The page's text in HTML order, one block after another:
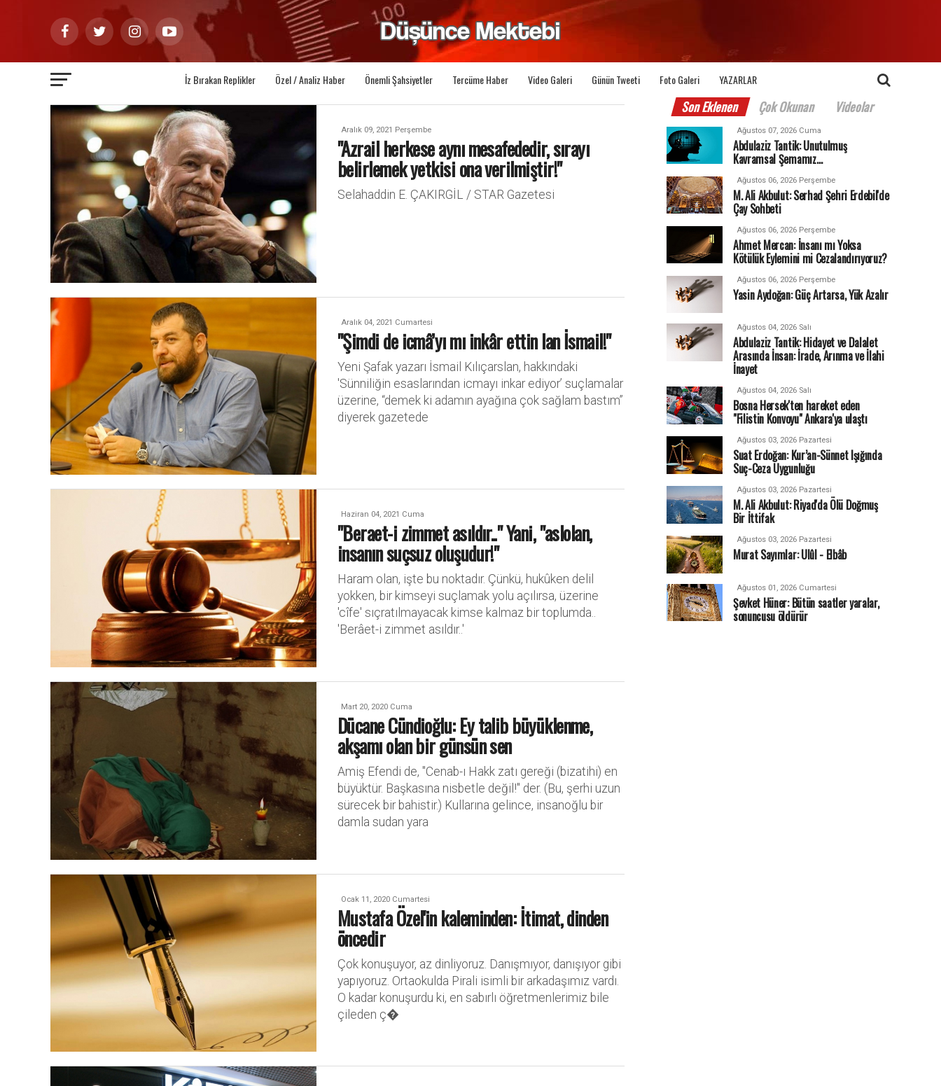
İz Bırakan Replikler Özel / Analiz Haber Önemli Şahsiyetler Tercüme Haber Video Galeri Günün Tweeti Foto Galeri YAZARLAR
Aralık 09, 2021 Perşembe
"Azrail herkese aynı mesafededir, sırayı
belirlemek yetkisi ona verilmiştir!"
Selahaddin E. ÇAKIRGİL / STAR Gazetesi
Aralık 04, 2021 Cumartesi
"Şimdi de icmâ’yı mı inkâr ettin lan İsmail!"
Yeni Şafak yazarı İsmail Kılıçarslan, hakkındaki
'Sünniliğin esaslarından icmayı inkar ediyor’ suçlamalar
üzerine, “demek ki adamın ayağına çok sağlam bastım”
diyerek gazetede
Haziran 04, 2021 Cuma
"Beraet-i zimmet asıldır.." Yani, "aslolan,
insanın suçsuz oluşudur!"
Haram olan, işte bu noktadır. Çünkü, hukûken delil
yokken, bir kimseyi suçlamak yolu açılırsa, üzerine
'cîfe' sıçratılmayacak kimse kalmaz bir toplumda..
'Berâet-i zimmet asıldır..'
Mart 20, 2020 Cuma
Dücane Cündioğlu: Ey talib büyüklenme,
akşamı olan bir günsün sen
Amiş Efendi de, "Cenab-ı Hakk zatı gereği (bizatihi) en
büyüktür. Başkasına nisbetle değil!" der. (Bu, şerhi uzun
sürecek bir bahistir.) Kullarına gelince, insanoğlu bir
damla sudan yara
Ocak 11, 2020 Cumartesi
Mustafa Özel'in kaleminden: İtimat, dinden
öncedir
Çok konuşuyor, az dinliyoruz. Danışmıyor, danışıyor gibi
yapıyoruz. Ortaokulda Pirali isimli bir arkadaşımız vardı.
O kadar konuşurdu ki, en sabırlı öğretmenlerimiz bile
çileden ç�
Son Eklenen Çok Okunan Videolar
Ağustos 07, 2026 Cuma
Abdulaziz Tantik: Unutulmuş
Kavramsal Şemamız…
Ağustos 06, 2026 Perşembe
M. Ali Akbulut: Serhad Şehri Erdebil'de
Çay Sohbeti
Ağustos 06, 2026 Perşembe
Ahmet Mercan: İnsanı mı Yoksa
Kötülük Eylemini mi Cezalandırıyoruz?
Ağustos 06, 2026 Perşembe
Yasin Aydoğan: Güç Artarsa, Yük Azalır
Ağustos 04, 2026 Salı
Abdulaziz Tantik: Hidayet ve Dalalet
Arasında İnsan: İrade, Arınma ve İlahi
İnayet
Ağustos 04, 2026 Salı
Bosna Hersek'ten hareket eden
"Filistin Konvoyu" Ankara'ya ulaştı
Ağustos 03, 2026 Pazartesi
Suat Erdoğan: Kur’an-Sünnet Işığında
Suç-Ceza Uygunluğu
Ağustos 03, 2026 Pazartesi
M. Ali Akbulut: Riyad'da Ölü Doğmuş
Bir İttifak
Ağustos 03, 2026 Pazartesi
Murat Sayımlar: Ulûl - Elbâb
Ağustos 01, 2026 Cumartesi
Şevket Hüner: Bütün saatler yaralar,
sonuncusu öldürür